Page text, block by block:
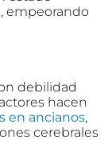
empeorando
debilidad
hacen
en ancianos,
cerebrales